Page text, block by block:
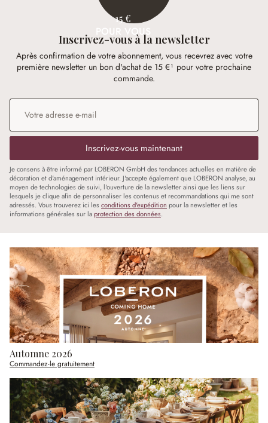
15 €
POUR VOUS
Inscrivez-vous à la newsletter
Après confirmation de votre abonnement, vous recevrez avec votre
première newsletter un bon d'achat de 15 €¹ pour votre prochaine
commande.
Adresse e-mail
Inscrivez-vous maintenant
Je consens à être informé par LOBERON GmbH des tendances actuelles en matière de
décoration et d'aménagement intérieur. J'accepte également que LOBERON analyse, au
moyen de technologies de suivi, l'ouverture de la newsletter ainsi que les liens sur
lesquels je clique afin de personnaliser les contenus et recommandations qui me sont
adressés. Vous trouverez ici les conditions d'expédition pour la newsletter et les
informations générales sur laprotection des données.
Automne 2026
Commandez-le gratuitement